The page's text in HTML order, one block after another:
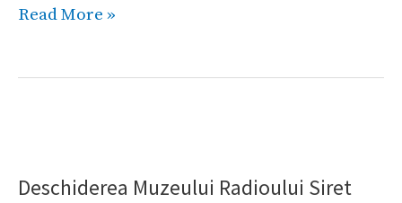
Read More »
Deschiderea Muzeului Radioului Siret
Radioului